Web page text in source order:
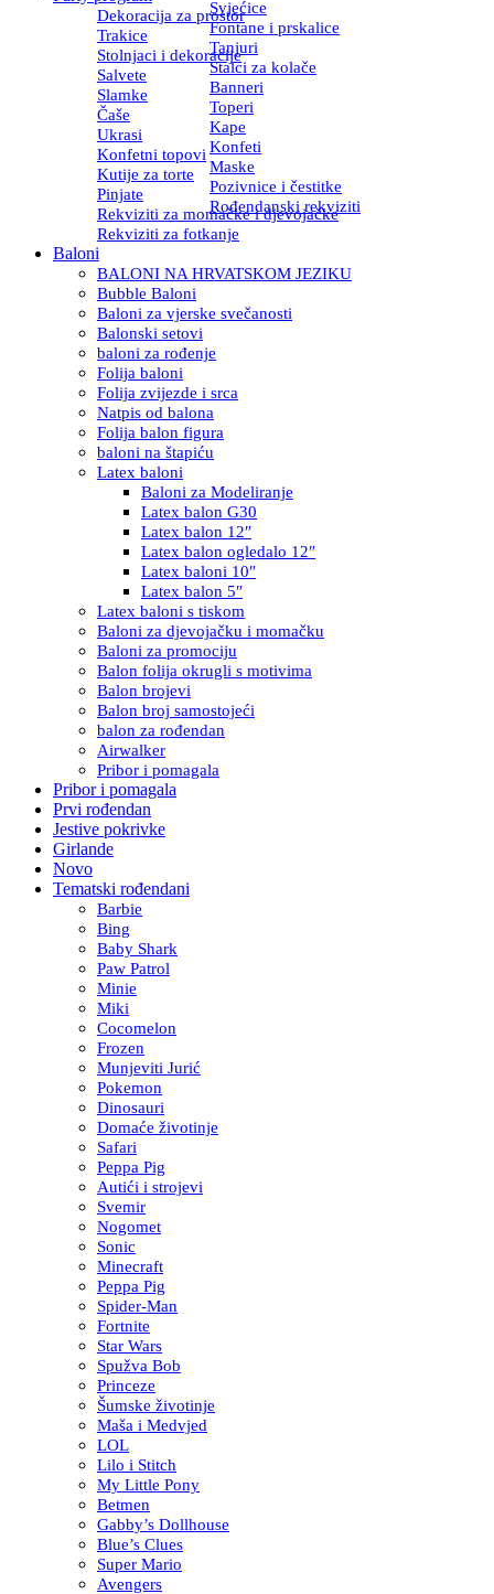
Dekoracija za prostor
Svjećice
Trakice
Fontane i prskalice
Stolnjaci i dekoracije
Tanjuri
Salvete
Stalci za kolače
Slamke
Banneri
Čaše
Toperi
Ukrasi
Kape
Konfetni topovi Konfeti
Kutije za torte
Maske
Pinjate
Pozivnice i čestitke
Rekviziti za momačke i djevojačke
Rođendanski rekviziti
Rekviziti za fotkanje
Baloni
BALONI NA HRVATSKOM JEZIKU
Bubble Baloni
Baloni za vjerske svečanosti
Balonski setovi
baloni za rođenje
Folija baloni
Folija zvijezde i srca
Natpis od balona
Folija balon figura
baloni na štapiću
Latex baloni
Baloni za Modeliranje
Latex balon G30
Latex balon 12″
Latex balon ogledalo 12″
Latex baloni 10″
Latex balon 5″
Latex baloni s tiskom
Baloni za djevojačku i momačku
Baloni za promociju
Balon folija okrugli s motivima
Balon brojevi
Balon broj samostojeći
balon za rođendan
Airwalker
Pribor i pomagala
Pribor i pomagala
Prvi rođendan
Jestive pokrivke
Girlande
Novo
Tematski rođendani
Barbie
Bing
Baby Shark
Paw Patrol
Minie
Miki
Cocomelon
Frozen
Munjeviti Jurić
Pokemon
Dinosauri
Domaće životinje
Safari
Peppa Pig
Autići i strojevi
Svemir
Nogomet
Sonic
Minecraft
Peppa Pig
Spider-Man
Fortnite
Star Wars
Spužva Bob
Princeze
Šumske životinje
Maša i Medvjed
LOL
Lilo i Stitch
My Little Pony
Betmen
Gabby’s Dollhouse
Blue’s Clues
Super Mario
Avengers